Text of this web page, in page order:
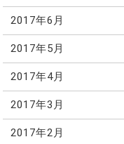
2017年6月
2017年5月
2017年4月
2017年3月
2017年2月